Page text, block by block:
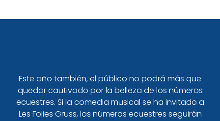
Desde hace cincuenta años, la Compañía Alexis
Gruss perpetúa la tradición de una Compañía
ecuestre espectacular.
Todos respetan al pie de la letra lo que era la